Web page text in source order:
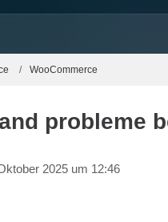
WooCommerce
probleme
2025 um 12:46